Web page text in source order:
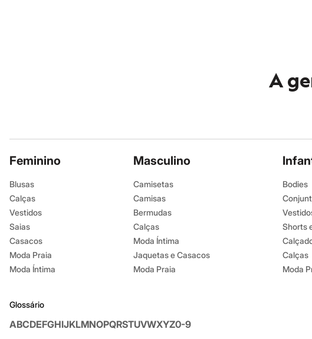
10 a 16 anos
0 a 24 meses
1 a 5 anos
Botas
Chinelos
Pantufas
Tênis
Diversão
Marcas
A
Feminino
Blusas
Calças
Vestidos
Saias
Casacos
Moda Praia
Moda Íntima
Masculino
Camisetas
Camisas
Bermudas
Calças
Moda Íntima
Jaquetas e Casacos
Moda Praia
Bodies
Shorts
Calças
Moda
Glossário
ABCDEFGHIJKLMNOPQRSTUVWXYZ0-9